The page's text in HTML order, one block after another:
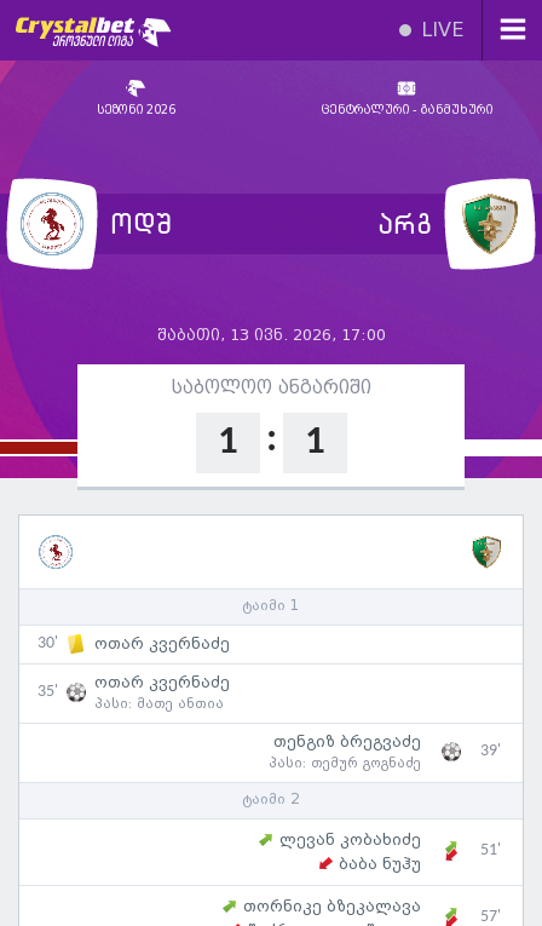
LIVE
სეზონი 2026 ცენტრალური - განმუხური
ოდშ არგ
შაბათი, 13 ივნ. 2026, 17:00
საბოლოო ანგარიში
1 : 1
ტაიმი 1
30' ოთარ კვერნაძე
35' ოთარ კვერნაძე
პასი: მათე ანთია
თენგიზ ბრეგვაძე
პასი: თემურ გოგნაძე
39'
ტაიმი 2
ლევან კობახიძე
ბაბა ნუჰუ
51'
თორნიკე ბზეკალავა
57'